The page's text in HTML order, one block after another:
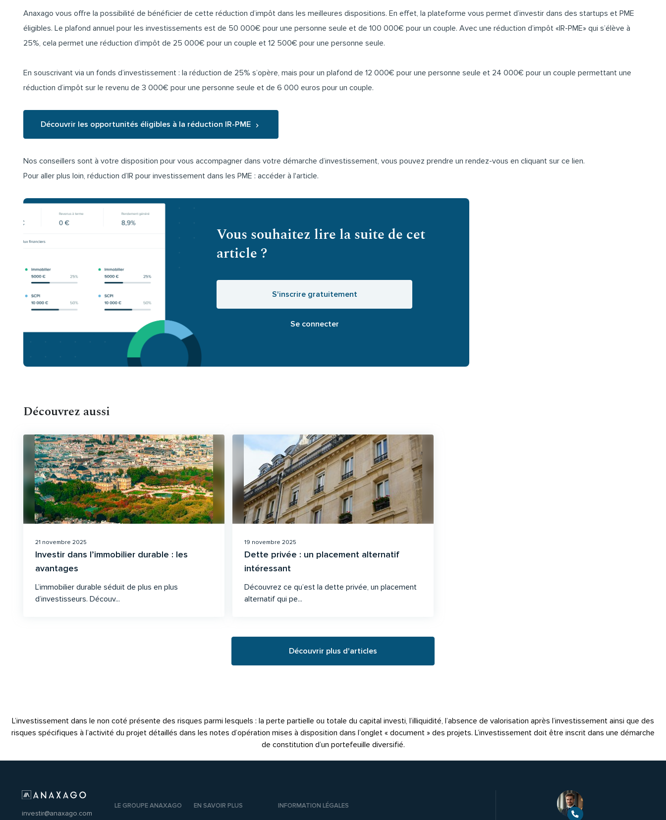
Anaxago vous offre la possibilité de bénéficier de cette réduction d’impôt dans les meilleures dispositions. En effet, la plateforme vous permet d’investir dans des startups et PME
éligibles. Le plafond annuel pour les investissements est de 50 000€ pour une personne seule et de 100 000€ pour un couple. Avec une réduction d’impôt «IR-PME» qui s’élève à
25%, cela permet une réduction d’impôt de 25 000€ pour un couple et 12 500€ pour une personne seule.
En souscrivant via un fonds d’investissement : la réduction de 25% s’opère, mais pour un plafond de 12 000€ pour une personne seule et 24 000€ pour un couple permettant une
réduction d’impôt sur le revenu de 3 000€ pour une personne seule et de 6 000 euros pour un couple.
Découvrir les opportunités éligibles à la réduction IR-PME
Nos conseillers sont à votre disposition pour vous accompagner dans votre démarche d’investissement, vous pouvez prendre un rendez-vous en cliquant sur ce lien.
Pour aller plus loin, réduction d’IR pour investissement dans les PME : accéder à l'article.
Vous souhaitez lire la suite de cet
article ?
S'inscrire gratuitement
Se connecter
Découvrez aussi
21 novembre 2025
Investir dans l’immobilier durable : les
avantages
L’immobilier durable séduit de plus en plus
d’investisseurs. Découv...
19 novembre 2025
Dette privée : un placement alternatif
intéressant
Découvrez ce qu’est la dette privée, un placement
alternatif qui pe...
Découvrir plus d'articles
L’investissement dans le non coté présente des risques parmi lesquels : la perte partielle ou totale du capital investi, l’illiquidité, l’absence de valorisation après l’investissement ainsi que des
risques spécifiques à l’activité du projet détaillés dans les notes d’opération mises à disposition dans l’onglet « document » des projets. L’investissement doit être inscrit dans une démarche
de constitution d’un portefeuille diversifié.
investir@anaxago.com
LE GROUPE ANAXAGO EN SAVOIR PLUS INFORMATION LÉGALES